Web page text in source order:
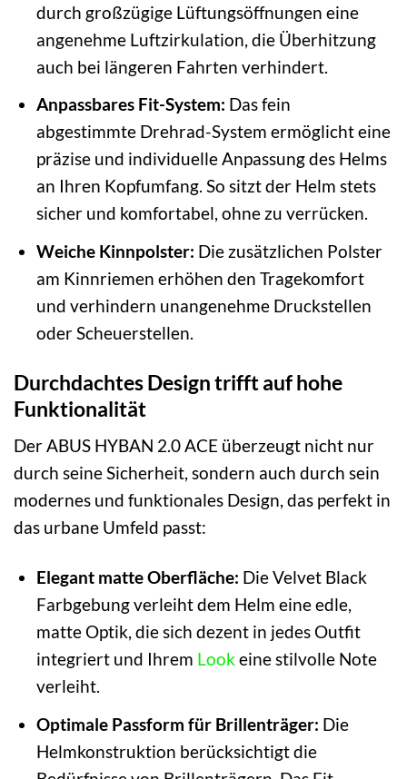
durch großzügige Lüftungsöffnungen eine
angenehme Luftzirkulation, die Überhitzung
auch bei längeren Fahrten verhindert.
Anpassbares Fit-System: Das fein
abgestimmte Drehrad-System ermöglicht eine
präzise und individuelle Anpassung des Helms
an Ihren Kopfumfang. So sitzt der Helm stets
sicher und komfortabel, ohne zu verrücken.
Weiche Kinnpolster: Die zusätzlichen Polster
am Kinnriemen erhöhen den Tragekomfort
und verhindern unangenehme Druckstellen
oder Scheuerstellen.
Durchdachtes Design trifft auf hohe
Funktionalität
Der ABUS HYBAN 2.0 ACE überzeugt nicht nur
durch seine Sicherheit, sondern auch durch sein
modernes und funktionales Design, das perfekt in
das urbane Umfeld passt:
Elegant matte Oberfläche: Die Velvet Black
Farbgebung verleiht dem Helm eine edle,
matte Optik, die sich dezent in jedes Outfit
integriert und Ihrem Look eine stilvolle Note
verleiht.
Optimale Passform für Brillenträger: Die
Helmkonstruktion berücksichtigt die